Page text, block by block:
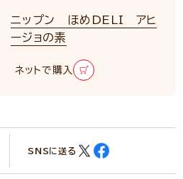
ニップン ほめDELI アヒ
ージョの素
ネットで購入
SNSに送る